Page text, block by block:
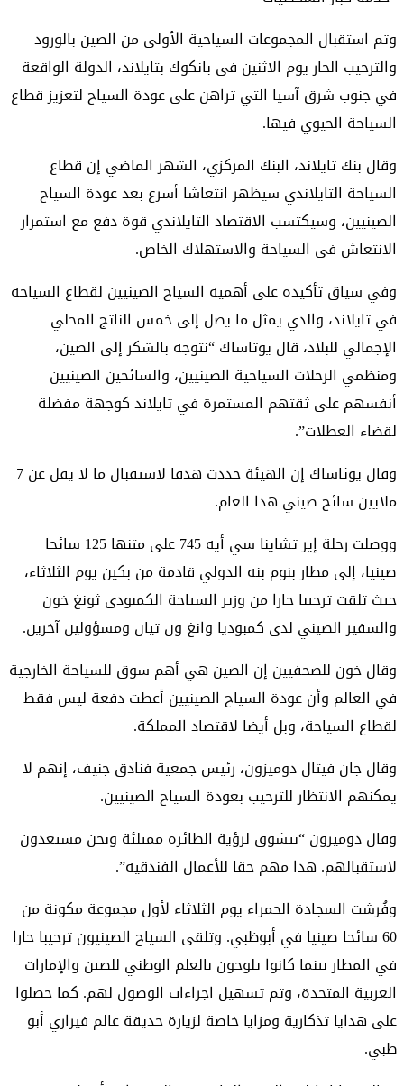
وتم استقبال المجموعات السياحية الأولى من الصين بالورود
والترحيب الحار يوم الاثنين في بانكوك بتايلاند، الدولة الواقعة
في جنوب شرق آسيا التي تراهن على عودة السياح لتعزيز قطاع
السياحة الحيوي فيها.
وقال بنك تايلاند، البنك المركزي، الشهر الماضي إن قطاع
السياحة التايلاندي سيظهر انتعاشا أسرع بعد عودة السياح
الصينيين، وسيكتسب الاقتصاد التايلاندي قوة دفع مع استمرار
الانتعاش في السياحة والاستهلاك الخاص.
وفي سياق تأكيده على أهمية السياح الصينيين لقطاع السياحة
في تايلاند، والذي يمثل ما يصل إلى خمس الناتج المحلي
الإجمالي للبلاد، قال يوثاساك “نتوجه بالشكر إلى الصين،
ومنظمي الرحلات السياحية الصينيين، والسائحين الصينيين
أنفسهم على ثقتهم المستمرة في تايلاند كوجهة مفضلة
لقضاء العطلات”.
وقال يوثاساك إن الهيئة حددت هدفا لاستقبال ما لا يقل عن 7
ملايين سائح صيني هذا العام.
ووصلت رحلة إير تشاينا سي أيه 745 على متنها 125 سائحا
صينيا، إلى مطار بنوم بنه الدولي قادمة من بكين يوم الثلاثاء،
حيث تلقت ترحيبا حارا من وزير السياحة الكمبودى ثونغ خون
والسفير الصيني لدى كمبوديا وانغ ون تيان ومسؤولين آخرين.
وقال خون للصحفيين إن الصين هي أهم سوق للسياحة الخارجية
في العالم وأن عودة السياح الصينيين أعطت دفعة ليس فقط
لقطاع السياحة، وبل أيضا لاقتصاد المملكة.
وقال جان فيتال دوميزون، رئيس جمعية فنادق جنيف، إنهم لا
يمكنهم الانتظار للترحيب بعودة السياح الصينيين.
وقال دوميزون “نتشوق لرؤية الطائرة ممتلئة ونحن مستعدون
لاستقبالهم. هذا مهم حقا للأعمال الفندقية”.
وفُرشت السجادة الحمراء يوم الثلاثاء لأول مجموعة مكونة من
60 سائحا صينيا في أبوظبي. وتلقى السياح الصينيون ترحيبا حارا
في المطار بينما كانوا يلوحون بالعلم الوطني للصين والإمارات
العربية المتحدة، وتم تسهيل اجراءات الوصول لهم. كما حصلوا
على هدايا تذكارية ومزايا خاصة لزيارة حديقة عالم فيراري أبو
ظبي.